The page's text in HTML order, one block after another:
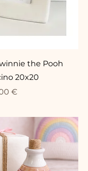
the Pooh
20x20
€